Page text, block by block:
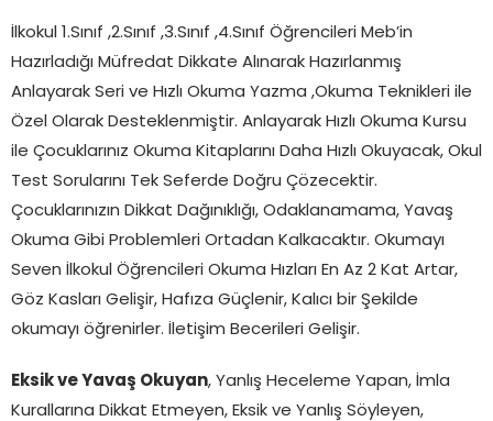
İlkokul 1.Sınıf ,2.Sınıf ,3.Sınıf ,4.Sınıf Öğrencileri Meb’in
Hazırladığı Müfredat Dikkate Alınarak Hazırlanmış
Anlayarak Seri ve Hızlı Okuma Yazma ,Okuma Teknikleri ile
Özel Olarak Desteklenmiştir. Anlayarak Hızlı Okuma Kursu
ile Çocuklarınız Okuma Kitaplarını Daha Hızlı Okuyacak, Okul
Test Sorularını Tek Seferde Doğru Çözecektir.
Çocuklarınızın Dikkat Dağınıklığı, Odaklanamama, Yavaş
Okuma Gibi Problemleri Ortadan Kalkacaktır. Okumayı
Seven İlkokul Öğrencileri Okuma Hızları En Az 2 Kat Artar,
Göz Kasları Gelişir, Hafıza Güçlenir, Kalıcı bir Şekilde
okumayı öğrenirler. İletişim Becerileri Gelişir.
Eksik ve Yavaş Okuyan, Yanlış Heceleme Yapan, İmla
Kurallarına Dikkat Etmeyen, Eksik ve Yanlış Söyleyen,